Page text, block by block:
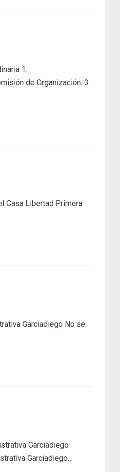
1.
de Organización. 3.
Casa Libertad Primera
Garciadiego No se
Garciadiego
Garciadiego…